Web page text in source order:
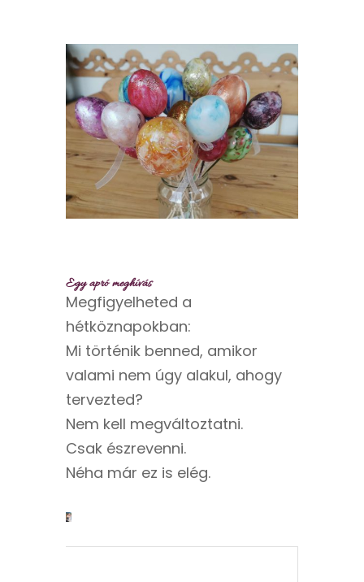
Egy apró meghívás
Megfigyelheted a
hétköznapokban:
Mi történik benned, amikor
valami nem úgy alakul, ahogy
tervezted?
Nem kell megváltoztatni.
Csak észrevenni.
Néha már ez is elég.